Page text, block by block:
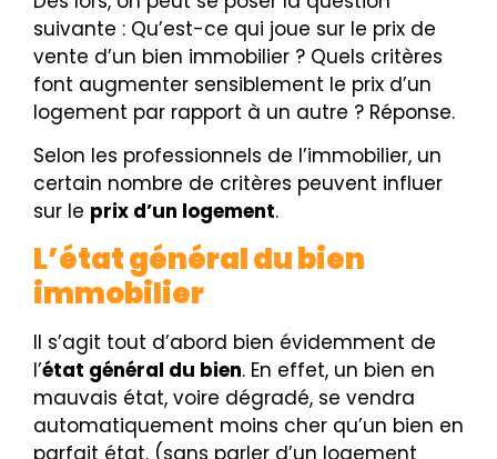
suivante : Qu’est-ce qui joue sur le prix de
vente d’un bien immobilier ? Quels critères
font augmenter sensiblement le prix d’un
logement par rapport à un autre ? Réponse.
Selon les professionnels de l’immobilier, un
certain nombre de critères peuvent influer
sur le prix d’un logement.
L’état général du bien
immobilier
Il s’agit tout d’abord bien évidemment de
l’état général du bien. En effet, un bien en
mauvais état, voire dégradé, se vendra
automatiquement moins cher qu’un bien en
parfait état. (sans parler d’un logement